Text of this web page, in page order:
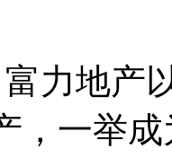
力地产
，一举